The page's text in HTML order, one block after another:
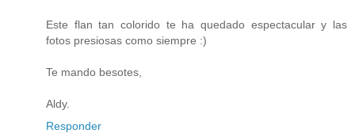
Este flan tan colorido te ha quedado espectacular y las
fotos presiosas como siempre :)
Te mando besotes,
Aldy.
Responder